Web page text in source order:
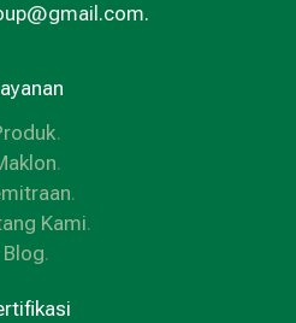
.
.
.
Kami.
Blog.